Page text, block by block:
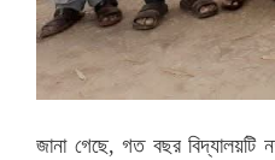
জানা গেছে, গত বছর বিদ্যালয়টি